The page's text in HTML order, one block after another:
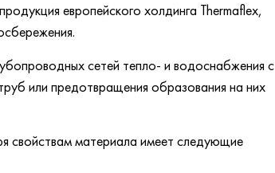
европейского холдинга Thermaflex,
сетей тепло- и водоснабжения с
или предотвращения образования на них
свойствам материала имеет следующие